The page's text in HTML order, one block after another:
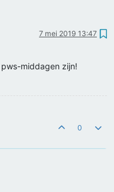
7 mei 2019 13:47
middagen zijn!
0